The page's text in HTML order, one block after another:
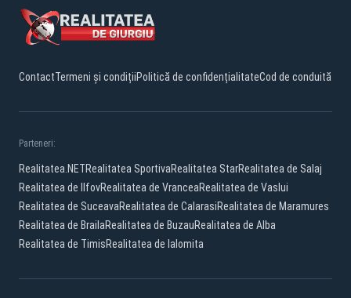
ContactTermeni și condițiiPolitică de confidențialitateCod de conduită
Parteneri:
Realitatea.NETRealitatea SportivaRealitatea StarRealitatea de Salaj
Realitatea de IlfovRealitatea de VranceaRealitatea de Vaslui
Realitatea de SuceavaRealitatea de CalarasiRealitatea de Maramures
Realitatea de BrailaRealitatea de BuzauRealitatea de Alba
Realitatea de TimisRealitatea de Ialomita